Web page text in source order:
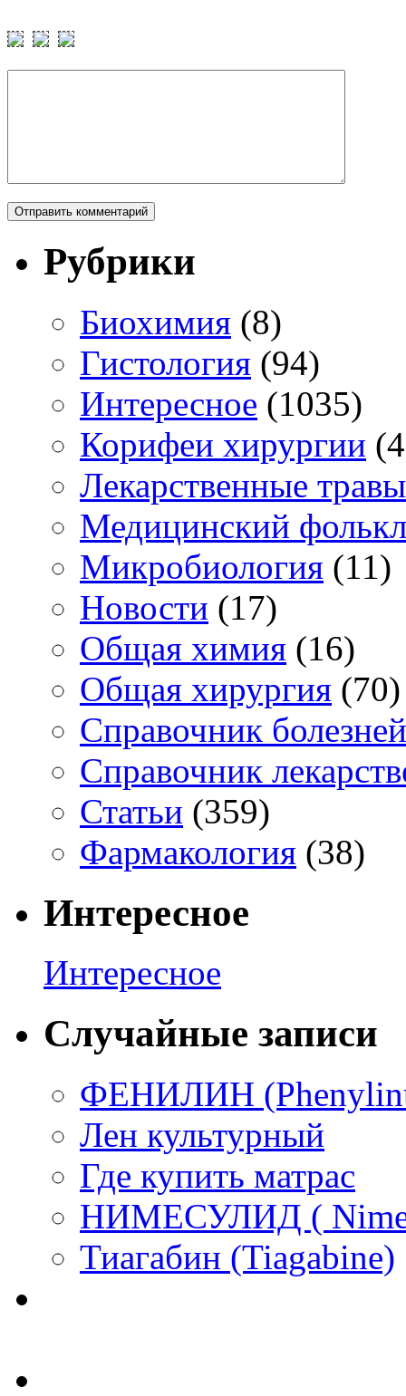
Рубрики
Биохимия (8)
Гистология (94)
Интересное (1035)
Корифеи хирургии
Лекарственные травы
Медицинский
Микробиология (11)
Новости (17)
Общая химия (16)
Общая хирургия (70)
Справочник болезней
Справочник
Статьи (359)
Фармакология (38)
Интересное
Интересное
Случайные записи
ФЕНИЛИН
Лен культурный
Где купить матрас
НИМЕСУЛИД (
Тиагабин (Tiagabine)